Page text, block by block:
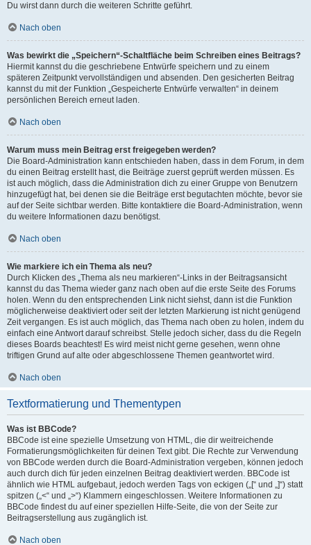
Du wirst dann durch die weiteren Schritte geführt.
Nach oben
Was bewirkt die „Speichern“-Schaltfläche beim Schreiben eines Beitrags?
Hiermit kannst du die geschriebene Entwürfe speichern und zu einem
späteren Zeitpunkt vervollständigen und absenden. Den gesicherten Beitrag
kannst du mit der Funktion „Gespeicherte Entwürfe verwalten“ in deinem
persönlichen Bereich erneut laden.
Nach oben
Warum muss mein Beitrag erst freigegeben werden?
Die Board-Administration kann entschieden haben, dass in dem Forum, in dem
du einen Beitrag erstellt hast, die Beiträge zuerst geprüft werden müssen. Es
ist auch möglich, dass die Administration dich zu einer Gruppe von Benutzern
hinzugefügt hat, bei denen sie die Beiträge erst begutachten möchte, bevor sie
auf der Seite sichtbar werden. Bitte kontaktiere die Board-Administration, wenn
du weitere Informationen dazu benötigst.
Nach oben
Wie markiere ich ein Thema als neu?
Durch Klicken des „Thema als neu markieren“-Links in der Beitragsansicht
kannst du das Thema wieder ganz nach oben auf die erste Seite des Forums
holen. Wenn du den entsprechenden Link nicht siehst, dann ist die Funktion
möglicherweise deaktiviert oder seit der letzten Markierung ist nicht genügend
Zeit vergangen. Es ist auch möglich, das Thema nach oben zu holen, indem du
einfach eine Antwort darauf schreibst. Stelle jedoch sicher, dass du die Regeln
dieses Boards beachtest! Es wird meist nicht gerne gesehen, wenn ohne
triftigen Grund auf alte oder abgeschlossene Themen geantwortet wird.
Nach oben
Textformatierung und Thementypen
Was ist BBCode?
BBCode ist eine spezielle Umsetzung von HTML, die dir weitreichende
Formatierungsmöglichkeiten für deinen Text gibt. Die Rechte zur Verwendung
von BBCode werden durch die Board-Administration vergeben, können jedoch
auch durch dich für jeden einzelnen Beitrag deaktiviert werden. BBCode ist
ähnlich wie HTML aufgebaut, jedoch werden Tags von eckigen („[“ und „]“) statt
spitzen („<“ und „>“) Klammern eingeschlossen. Weitere Informationen zu
BBCode findest du auf einer speziellen Hilfe-Seite, die von der Seite zur
Beitragserstellung aus zugänglich ist.
Nach oben